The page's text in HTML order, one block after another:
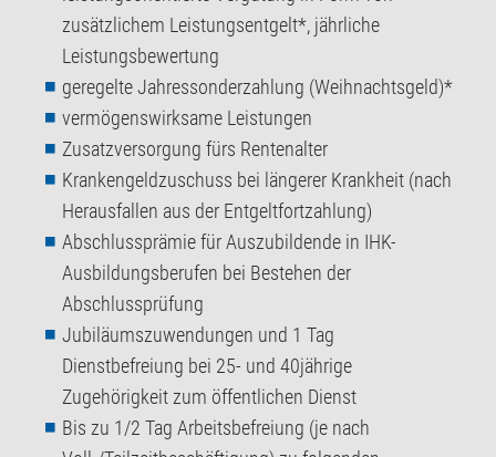
zusätzlichem Leistungsentgelt*, jährliche
Leistungsbewertung
geregelte Jahressonderzahlung (Weihnachtsgeld)*
vermögenswirksame Leistungen
Zusatzversorgung fürs Rentenalter
Krankengeldzuschuss bei längerer Krankheit (nach
Herausfallen aus der Entgeltfortzahlung)
Abschlussprämie für Auszubildende in IHK-
Ausbildungsberufen bei Bestehen der
Abschlussprüfung
Jubiläumszuwendungen und 1 Tag
Dienstbefreiung bei 25- und 40jährige
Zugehörigkeit zum öffentlichen Dienst
Bis zu 1/2 Tag Arbeitsbefreiung (je nach